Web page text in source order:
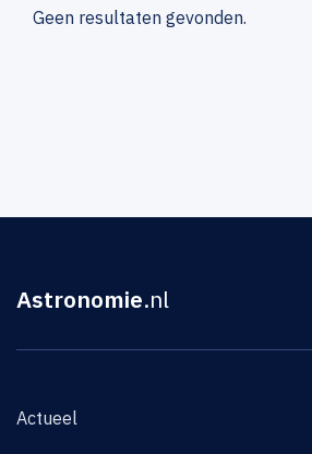
Geen resultaten gevonden.
Astronomie.nl
Actueel